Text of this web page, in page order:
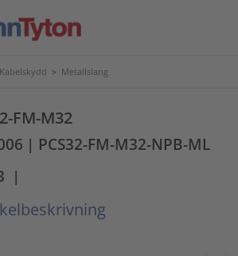
Kabelskydd > Metallslang
FM-M32
| PCS32-FM-M32-NPB-ML
|